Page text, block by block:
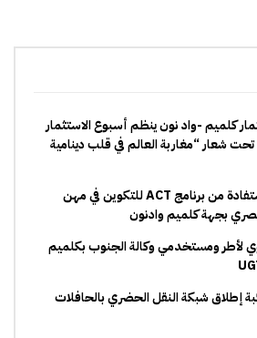
كلميم -واد نون ينظم أسبوع الاستثمار
شعار “مغاربة العالم في قلب دينامية
فتح باب الترشيح للاستفادة من برنامج ACT للتكوين في مهن
بجهة كلميم وادنون
لأطر ومستخدمي وكالة الجنوب بكلميم
إطلاق شبكة النقل الحضري بالحافلات